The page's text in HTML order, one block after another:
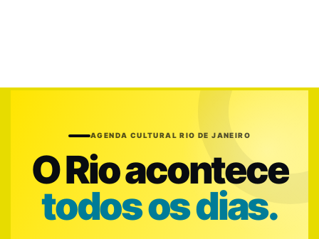
AGENDA CULTURAL RIO DE JANEIRO
O Rio acontece
todos os dias.